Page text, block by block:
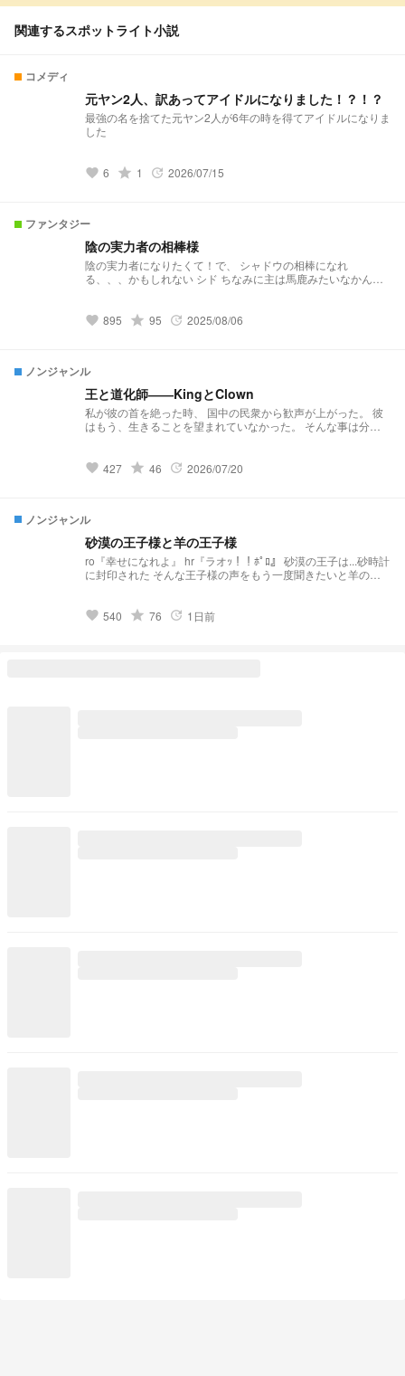
関連するスポットライト小説
コメディ
元ヤン2人、訳あってアイドルになりました！？！？
最強の名を捨てた元ヤン2人が6年の時を得てアイドルになりま
した
favorite 6 grade 1 update 2026/07/15
ファンタジー
陰の実力者の相棒様
陰の実力者になりたくて！で、 シャドウの相棒になれ
る、、、かもしれない シド ちなみに主は馬鹿みたいなかん
favorite 895 grade 95 update 2025/08/06
ノンジャンル
王と道化師――KingとClown
私が彼の首を絶った時、 国中の民衆から歓声が上がった。 彼
はもう、生きることを望まれていなかった。 そんな事は分か
favorite 427 grade 46 update 2026/07/20
ノンジャンル
砂漠の王子様と羊の王子様
ro『幸せになれよ』 hr『ラオｯ！！ﾎﾟﾛ』 砂漠の王子は...砂時計
に封印された そんな王子様の声をもう一度聞きたいと羊の王
不快に思われましたら🔙をお願いします 素敵な表紙を描いて
favorite 540 grade 76 update 1日前